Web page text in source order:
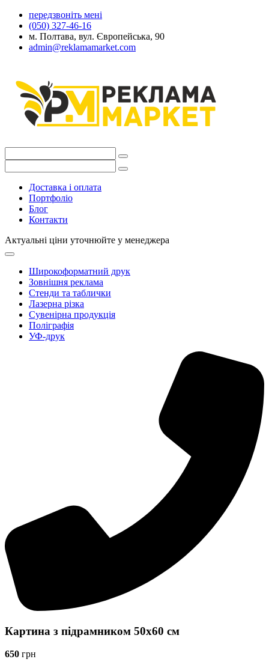
передзвоніть мені
(050) 327-46-16
м. Полтава, вул. Європейська, 90
admin@reklamamarket.com
Доставка і оплата
Портфоліо
Блог
Контакти
Актуальні ціни уточнюйте у менеджера
Широкоформатний друк
Зовнішня реклама
Стенди та таблички
Лазерна різка
Сувенірна продукція
Поліграфія
УФ-друк
Картина з підрамником 50х60 cм
650 грн